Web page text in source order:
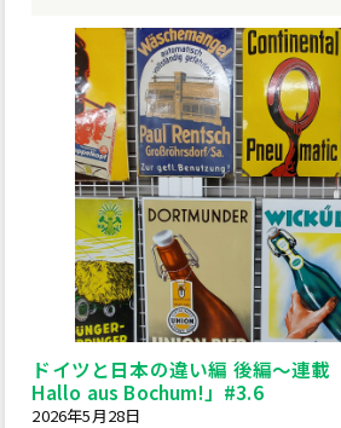
ドイツと日本の違い編 後編～連載
Hallo aus Bochum!」#3.6
2026年5月28日